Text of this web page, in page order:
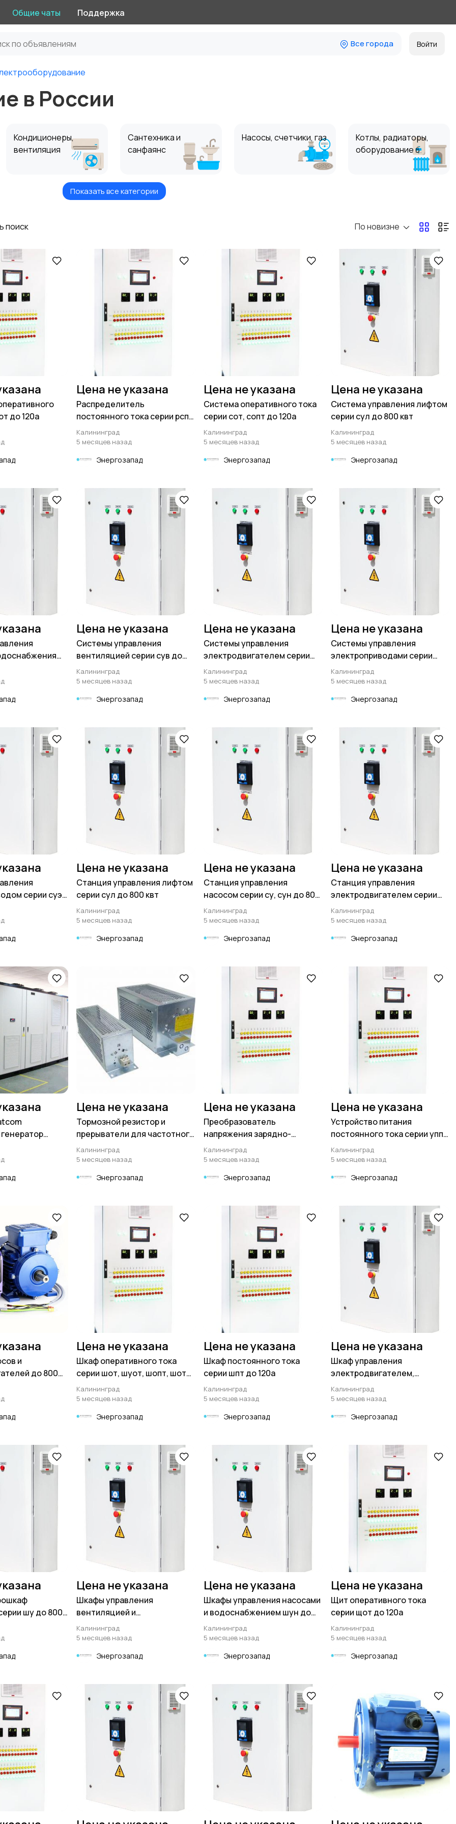
Общие чаты Поддержка
Все города Войти
в России
Кондиционеры,
вентиляция
Сантехника и
санфаянс
Насосы, счетчики, газ
Котлы, радиаторы,
оборудование 6
Показать все категории
поиск По новизне
до 120а
Цена не указана
Распределитель
постоянного тока серии рспт
до 120а
Калининград
5 месяцев назад
Энергозапад
Цена не указана
Система оперативного тока
серии сот, сопт до 120а
Калининград
5 месяцев назад
Энергозапад
Цена не указана
Система управления лифтом
серии сул до 800 квт
Калининград
5 месяцев назад
Энергозапад
Цена не указана
Системы управления
вентиляцией серии сув до
800 квт
Калининград
5 месяцев назад
Энергозапад
Цена не указана
Системы управления
электродвигателем серии
суэ до 800 квт
Калининград
5 месяцев назад
Энергозапад
Цена не указана
Системы управления
электроприводами серии
суэп до 800 квт
Калининград
5 месяцев назад
Энергозапад
серии суэп
Цена не указана
Станция управления лифтом
серии сул до 800 квт
Калининград
5 месяцев назад
Энергозапад
Цена не указана
Станция управления
насосом серии су, сун до 800
квт
Калининград
5 месяцев назад
Энергозапад
Цена не указана
Станция управления
электродвигателем серии
суэ до 800 квт
Калининград
5 месяцев назад
Энергозапад
Цена не указана
Тормозной резистор и
прерыватели для частотного
преобразоват
Калининград
5 месяцев назад
Энергозапад
Цена не указана
Преобразователь
напряжения зарядно-
подзарядный пнзп до 120а
Калининград
5 месяцев назад
Энергозапад
Цена не указана
Устройство питания
постоянного тока серии уппт
до 120а
Калининград
5 месяцев назад
Энергозапад
и
до 800
Цена не указана
Шкаф оперативного тока
серии шот, шуот, шопт, шотв
до 120а
Калининград
5 месяцев назад
Энергозапад
Цена не указана
Шкаф постоянного тока
серии шпт до 120а
Калининград
5 месяцев назад
Энергозапад
Цена не указана
Шкаф управления
электродвигателем,
двигателем шуэ, шуэп, шуд
Калининград
5 месяцев назад
Энергозапад
шу до 800
Цена не указана
Шкафы управления
вентиляцией и
вентилятором шув до 800 квт
Калининград
5 месяцев назад
Энергозапад
Цена не указана
Шкафы управления насосами
и водоснабжением шун до
800 квт
Калининград
5 месяцев назад
Энергозапад
Цена не указана
Щит оперативного тока
серии щот до 120а
Калининград
5 месяцев назад
Энергозапад